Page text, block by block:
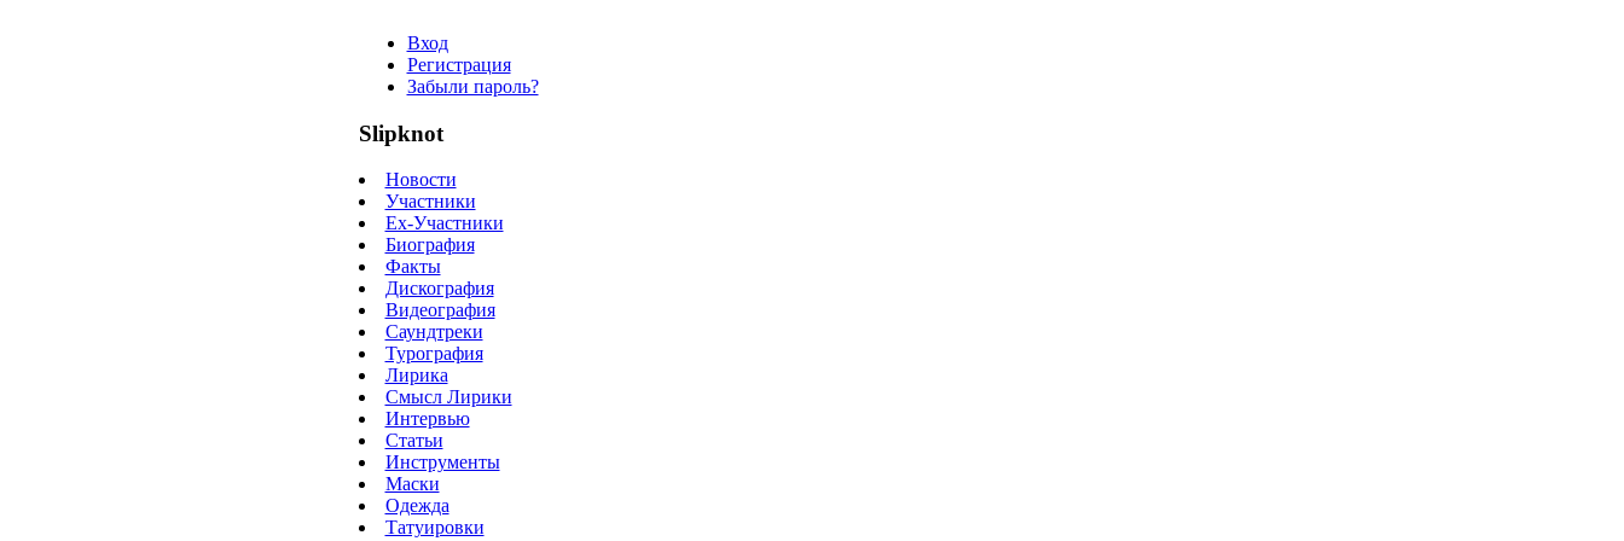
Вход
Регистрация
Забыли пароль?
Slipknot
Новости
Участники
Ex-Участники
Биография
Факты
Дискография
Видеография
Саундтреки
Турография
Лирика
Смысл Лирики
Интервью
Статьи
Инструменты
Маски
Одежда
Татуировки